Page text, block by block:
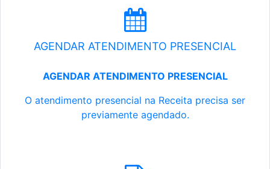
AGENDAR ATENDIMENTO PRESENCIAL
AGENDAR ATENDIMENTO PRESENCIAL
O atendimento presencial na Receita precisa ser
previamente agendado.